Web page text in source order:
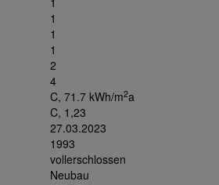
1
1
1
2
4
C, 71.7 kWh/m2a
C, 1,23
27.03.2023
1993
vollerschlossen
Neubau